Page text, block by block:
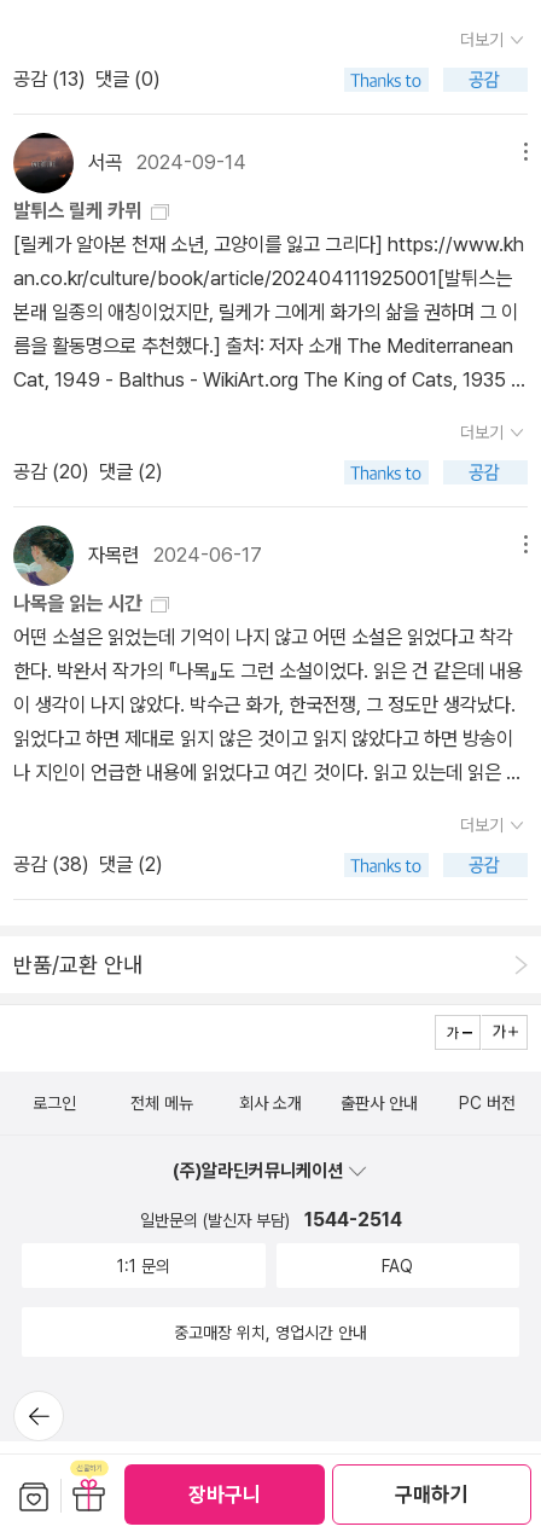
장바구니 구매하기
서 출판되어 초기 에세이 중 하나로 습작이라고 하지만 수정없이 그
대로 실었다.그 다음 작 <여름>은 1939년부터 14년동안 쓴 산문들
의 모음집이다. 각 산문들의 공통점은 다 '홀로'라는 개별성의 주제를
다루고 있다.글 속에서 볼때 따로 떼어서 보면 진주같이 좋은 문장들
이 많았다. 예를 들면 '젊음의 특징은 아마도 손쉬운 행복을 누릴 수
있는 그 천부의 자질일 것이다. 그러나 젊음이란 무엇보다 먼저 거의
낭비에 가까운 삶의 서두름이다.' 라든가 '죽음에 대한 나의 모든 공포
는 삶에 대한 나의 질투에서 온다는 것을 깨닫는다. 나는 내가 죽은 뒤
에도 여전히 살아 있을 사람들, 꽃과 여자에 대한 욕망을 온전히 살과
피로 된 의미로 실감할 사람들에게 질투를 느끼는 것이다.' 등이 그런
데 이 외에도 생각하게 만드는 관념적 문장들이 곳곳에 있다.이 책은
었고 맞춤법이나 기타 번역의 완벽함을 기했으니 그 때보다 더 나은
것 같다.
라 면지와 각종 굿즈들로 딜럭스드 버전이 나오기 시작했다. 지금도
스프렛지가 가장 활성화된 분야는 로맨타지, YA/판타지, 로맨스이고,
스릴러, 호러, 논픽션 장르 등으로 확장되고 있다. 사실, 위의 장르들
은 스프렛지 없는 책을 찾기 힘들 정도. 영미권은 책 한 권이 정말 다
양하게 나오는데, ARC(서평도서) 나오고 반년쯤 있다가 하드커버, 1
년쯤 있다가 페이퍼백 큰 책, 작은 책, 영국버전, 미국버전, 그 외에도
한 권이 여러 출판사에서 나와서 마음에 드는 표지와 판형을 고르기
쉽다. 내가 처음 구매한 스프렛지 책은 웹소 상수리 나무 아래서 영역
본이었다. 받아보고 이게 뭐지? 너무 아름다운데? 이 예쁜건 뭐
지? 원래도 표지 예쁜 책들과 표지에 집착했지만, 이건 그 이상의 영
역이었다. 책이라는 물성을 넘어서는 것 같은 아름다움. 아직도 처음
택배박스를 뜯어서 책을 꺼내고, 해가 잘 드는 거실의 테이블 위에 올
려두고, 이 예쁜 건 뭐지? 너무 예쁜데, 감동했던 기억이 생생하다.
는 사진 잘 찍기도 어렵고, 사진으로 실물의 아름다움을 넘어서기도
어렵다. 실물이 장난 아님. 정도가 아니라 진짜 실물 보면 이게 뭐지.
평생 책에 둘러쌓여 사는데, 이게 뭐지 싶다니깐. (결코 과장은 아니
지만, 나의 책에 대한 과욕은 감안해서 보시길) 그 이후로 다양하게
스프렛지들을 구매해서 지금은 그 때만큼의 감동은 없지만, 여전히
좋고, 지난 몇 년간 우리나라 책도 스프렛지로 나올 수 있을까 궁금했
다. 그럴때마다 안될듯. 안될듯. 이었는데, (우리나라도 그간 스프렛
지가 없었던 건 아니다. ) 슬슬 나오기 시작했고, 드디어 해외 버전만
중이지만, 묻지도 따지지도 않고 구매했다. 아니, 작가 정도는 봤지만,
작가가 심지어 오승호였고! 800페이지 넘는 벽돌이었고! 넘 좋군 넘
좋군 도착해서 역시나 멋진 책을 보면서 또 여러가지 생각이 들었
올 때마다 나와서 의미가 있나 싶지만)으로 나오는거라 가격대가 있
로 이정도 볼륨의 양장본 일반 책 가격 중에서도 저렴하게 나왔다는
붙여서 팔기도 했지만, 지금은 너무 많아져서 초반 마케팅의 일환으
드로 오르기도 했는데, 물론, 이 경우 과시형 독서는 '저자'와 '제목' 혹
또 다른 결의 과시형 독서의 한 축을 차지하고 있지 않나 싶다. 과시형
독서에 대한 내 의견을 덧붙이자면 Positive, 과시형이든 뭐든 많이
에서 어떻게 소화될지 모르겠다. 초판은 스프레이드 엣지로 하더라도
이라도 잘 소화 되는 시장이면 좋겠다.지금까지 눈여겨 본 스프렛지
책들 책세상 카뮈 전집 새로 나오는건 스프렛지로 보긴 봤는데, 아닌
것도 있어서 확실치 않음 열린책들의 하다 앤솔로지 지금은 모르겠
고, 초판은 스프렛지로 나왔었다. 블루홀에서 너무나 힘내줬지만, 다
더보기
공감 (13) 댓글 (0)
서곡 2024-09-14
발튀스 릴케 카뮈
[릴케가 알아본 천재 소년, 고양이를 잃고 그리다] https://www.kh
an.co.kr/culture/book/article/202404111925001[발튀스는
본래 일종의 애칭이었지만, 릴케가 그에게 화가의 삶을 권하며 그 이
름을 활동명으로 추천했다.] 출처: 저자 소개 The Mediterranean
Cat, 1949 - Balthus - WikiArt.org The King of Cats, 1935 -
20240227030307528 (우정아)[네이버 지식백과] 발튀스 [BAL
THUS] (501 위대한 화가, 2009. 8. 20., 스티븐 파딩, 박미훈) htt
ps://terms.naver.com/entry.naver?docId=967585&cid=4
4533&categoryId=44533 카뮈가 발튀스의 팬이었고 전시도록
에 서문을 썼다고 한다.
더보기
공감 (20) 댓글 (2)
자목련 2024-06-17
나목을 읽는 시간
어떤 소설은 읽었는데 기억이 나지 않고 어떤 소설은 읽었다고 착각
한다. 박완서 작가의 『나목』도 그런 소설이었다. 읽은 건 같은데 내용
이 생각이 나지 않았다. 박수근 화가, 한국전쟁, 그 정도만 생각났다.
읽었다고 하면 제대로 읽지 않은 것이고 읽지 않았다고 하면 방송이
나 지인이 언급한 내용에 읽었다고 여긴 것이다. 읽고 있는데 읽은 것
을 들었다. 강사가 박완서 작가를 닮은 분이셨다. 그 수업이 좋았던 기
억이 떠올랐다. 학점과는 상관없이 말이다. 친구는 아이가 어렸을 때
도서관에서 책을 많이 빌렸다. 종종 통화를 할 때면 책 목록에 대해 말
등학생용 도서였다. 나중에 통화할 때 『나목』에 대해 물어봐야겠다.
좋아하는 동생이 선물한 책인데 시간의 두께가 가득하다. 이 기회에
는 수상작품 가운데 읽은 소설도 있어서 사지 않기로 했는데 읽고 싶
다. 다른 소설은 작가노트만 읽을지도 모른다.카뮈의 에세이를 읽은
기억이 없다. 카뮈의 에세이 『결혼·여름』도 이번 여름에 읽으면 좋을
가격을 생각하며 미뤘는데 이번에 책세상에서 나온 걸 보고 구매했
많이 덥다. 읽는 즐거움이 더위를 잊을 수 있게 해주면 좋겠다.
더보기
공감 (38) 댓글 (2)
반품/교환 안내
뒤로가
기
로그인 전체 메뉴 회사 소개 출판사 안내 PC 버전
(주)알라딘커뮤니케이션
일반문의 (발신자 부담) 1544-2514
1:1 문의 FAQ
중고매장 위치, 영업시간 안내